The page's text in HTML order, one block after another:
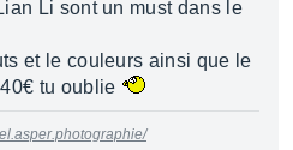
Li sont un must dans le
et le couleurs ainsi que le
tu oublie